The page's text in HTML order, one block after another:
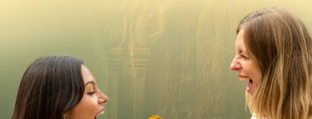
DE
IE
IT